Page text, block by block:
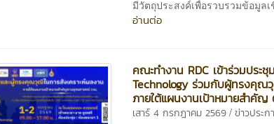
มีวัตถุประสงค์เพื่อรวบรวมข้อมู
อ่านต่อ
คณะทำงาน RDC เข้าร่วมประ
Technology ร่วมกับผู้ทรงคุณ
ภายใต้แผนงานเป้าหมายสำคั
เสาร์ 4 กรกฎาคม 2569 /ข่าวประ